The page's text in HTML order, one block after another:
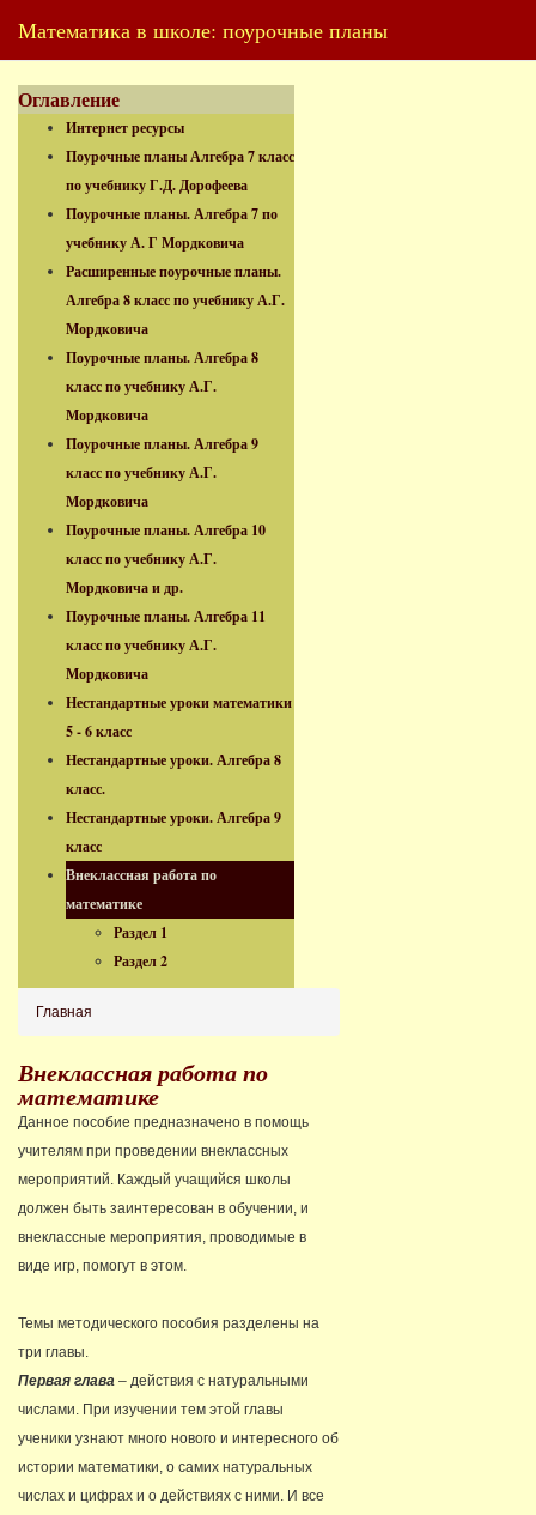
Математика в школе: поурочные планы
Оглавление
Интернет ресурсы
Поурочные планы Алгебра 7 класс
по учебнику Г.Д. Дорофеева
Поурочные планы. Алгебра 7 по
учебнику А. Г Мордковича
Расширенные поурочные планы.
Алгебра 8 класс по учебнику А.Г.
Мордковича
Поурочные планы. Алгебра 8
класс по учебнику А.Г.
Мордковича
Поурочные планы. Алгебра 9
класс по учебнику А.Г.
Мордковича
Поурочные планы. Алгебра 10
класс по учебнику А.Г.
Мордковича и др.
Поурочные планы. Алгебра 11
класс по учебнику А.Г.
Мордковича
Нестандартные уроки математики
5 - 6 класс
Нестандартные уроки. Алгебра 8
класс.
Нестандартные уроки. Алгебра 9
класс
Внеклассная работа по
математике
Раздел 1
Раздел 2
Главная
Внеклассная работа по
математике
Данное пособие предназначено в помощь
учителям при проведении внеклассных
мероприятий. Каждый учащийся школы
должен быть заинтересован в обучении, и
внеклассные мероприятия, проводимые в
виде игр, помогут в этом.
Темы методического пособия разделены на
три главы.
Первая глава – действия с натуральными
числами. При изучении тем этой главы
ученики узнают много нового и интересного об
истории математики, о самих натуральных
числах и цифрах и о действиях с ними. И все